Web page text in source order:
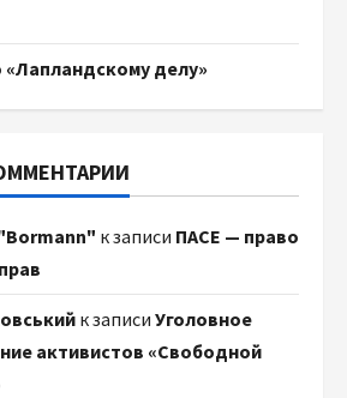
«Лапландскому делу»
к записи ПАСЕ — право
к записи Уголовное
активистов «Свободной